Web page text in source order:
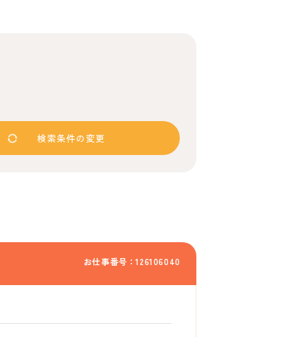
検索条件の変更
お仕事番号：126106040